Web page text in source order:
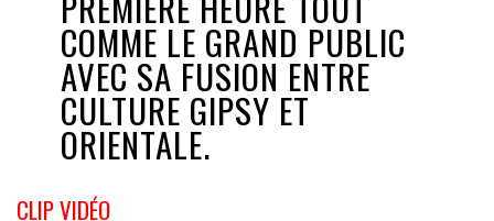
COMME LE GRAND PUBLIC
AVEC SA FUSION ENTRE
CULTURE GIPSY ET
ORIENTALE.
CLIP VIDÉO